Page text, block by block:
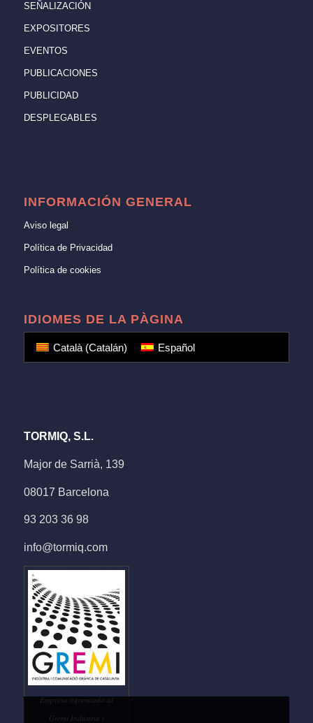
SEÑALIZACIÓN
EXPOSITORES
EVENTOS
PUBLICACIONES
PUBLICIDAD
DESPLEGABLES
INFORMACIÓN GENERAL
Aviso legal
Política de Privacidad
Política de cookies
IDIOMES DE LA PÀGINA
Català(Catalán) Español
TORMIQ, S.L.
Major de Sarrià, 139
08017 Barcelona
93 203 36 98
info@tormiq.com
Empresa agremiada al
Gremi Indústria i